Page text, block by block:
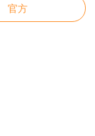
官方